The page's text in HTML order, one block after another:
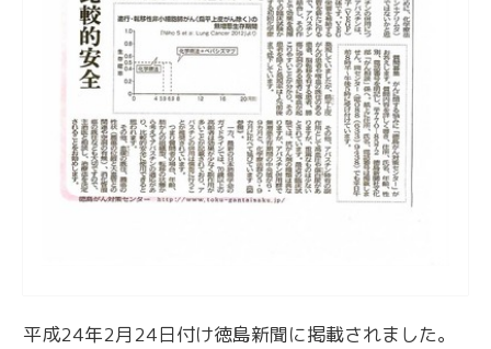
平成24年2月24日付け徳島新聞に掲載されました。